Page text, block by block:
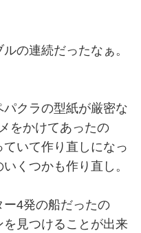
の連続だったなぁ。
クラの型紙が厳密な
をかけてあったの
いて作り直しになっ
くつかも作り直し。
4発の船だったの
見つけることが出来